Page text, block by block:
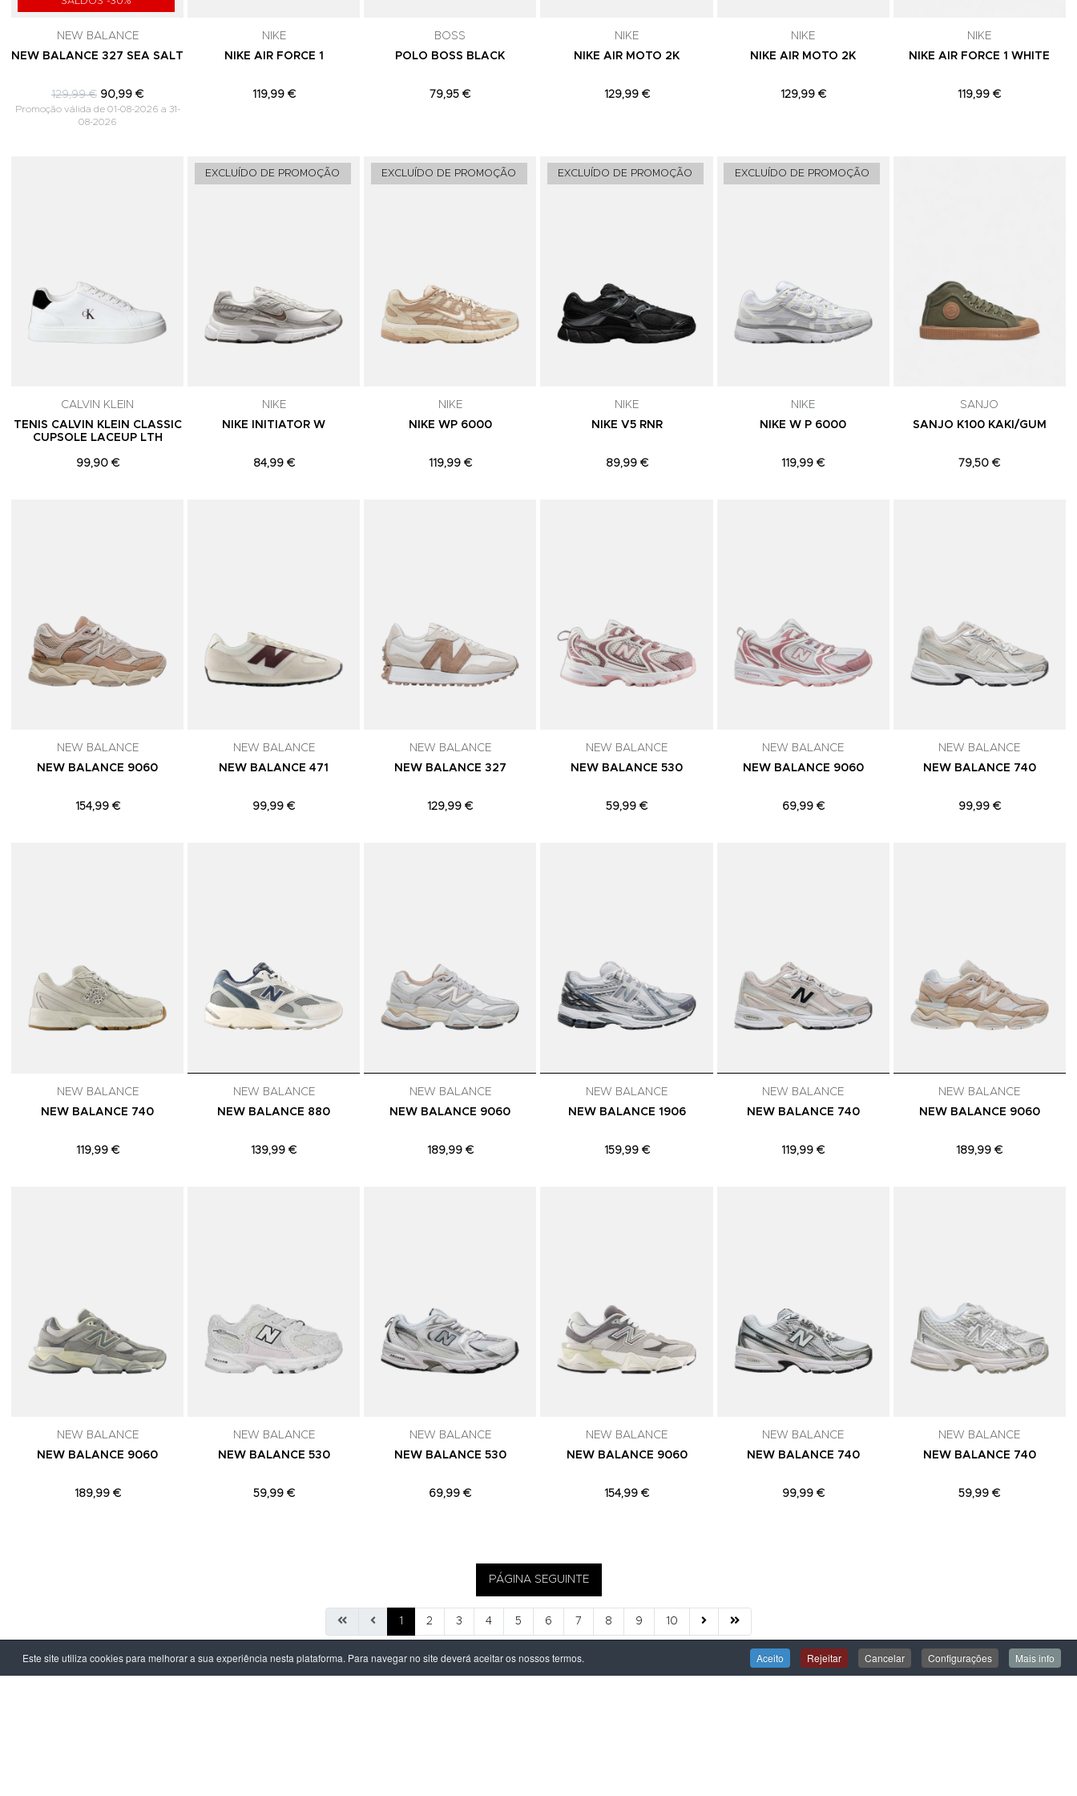
NEW BALANCE
NEW BALANCE 327 SEA SALT
129,99 € 90,99 €
Promoção válida de 01-08-2026 a 31-
08-2026
NIKE
NIKE AIR FORCE 1
119,99 €
BOSS
POLO BOSS BLACK
79,95 €
NIKE
NIKE AIR MOTO 2K
129,99 €
NIKE
NIKE AIR MOTO 2K
129,99 €
NIKE
NIKE AIR FORCE 1 WHITE
119,99 €
Adicionar aos Favoritos
CALVIN KLEIN
TENIS CALVIN KLEIN CLASSIC
CUPSOLE LACEUP LTH
99,90 €
EXCLUÍDO DE PROMOÇÃO Adicionar aos Favoritos
NIKE
NIKE INITIATOR W
84,99 €
EXCLUÍDO DE PROMOÇÃO Adicionar aos Favoritos
NIKE
NIKE WP 6000
119,99 €
EXCLUÍDO DE PROMOÇÃO Adicionar aos Favoritos
NIKE
NIKE V5 RNR
89,99 €
EXCLUÍDO DE PROMOÇÃO
NIKE
NIKE W P 6000
119,99 €
SANJO
SANJO K100 KAKI/GUM
79,50 €
NEW BALANCE
NEW BALANCE 9060
154,99 €
NEW BALANCE
NEW BALANCE 471
99,99 €
NEW BALANCE
NEW BALANCE 327
129,99 €
NEW BALANCE
NEW BALANCE 530
59,99 €
NEW BALANCE
NEW BALANCE 9060
69,99 €
NEW BALANCE
NEW BALANCE 740
99,99 €
NEW BALANCE
NEW BALANCE 740
119,99 €
NEW BALANCE
NEW BALANCE 880
139,99 €
NEW BALANCE
NEW BALANCE 9060
189,99 €
NEW BALANCE
NEW BALANCE 1906
159,99 €
NEW BALANCE
NEW BALANCE 740
119,99 €
NEW BALANCE
NEW BALANCE 9060
189,99 €
NEW BALANCE
NEW BALANCE 9060
189,99 €
NEW BALANCE
NEW BALANCE 530
59,99 €
NEW BALANCE
NEW BALANCE 530
69,99 €
NEW BALANCE
NEW BALANCE 9060
154,99 €
NEW BALANCE
NEW BALANCE 740
99,99 €
NEW BALANCE
NEW BALANCE 740
59,99 €
PÁGINA SEGUINTE
1 2 3 4 5 6 7 8 9 10
Este site utiliza cookies para melhorar a sua experiência nesta plataforma. Para navegar no site deverá aceitar os nossos termos. Aceito Rejeitar Cancelar Configurações Mais info